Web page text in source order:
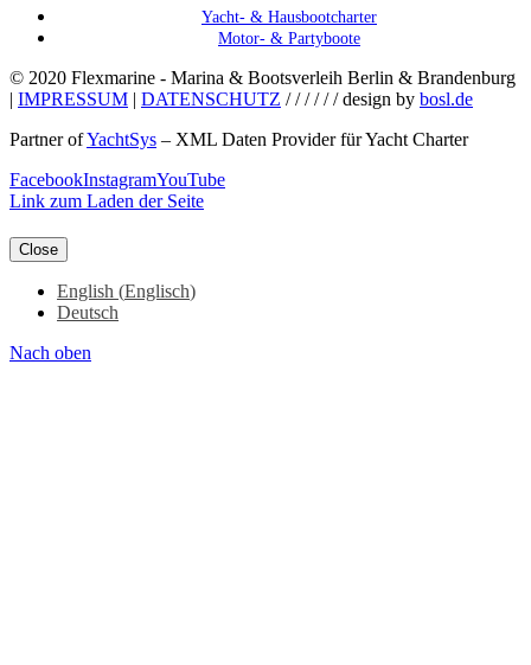
Yacht- & Hausbootcharter
Motor- & Partyboote
© 2020 Flexmarine - Marina & Bootsverleih Berlin & Brandenburg
| IMPRESSUM | DATENSCHUTZ / / / / / / design by bosl.de
Partner ofYachtSys – XML Daten Provider für Yacht Charter
FacebookInstagramYouTube
Link zum Laden der Seite
Close
English (Englisch)
Deutsch
Nach oben